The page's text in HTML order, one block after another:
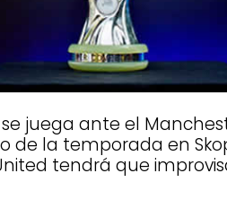
juega ante el
de la temporada en
tendrá que